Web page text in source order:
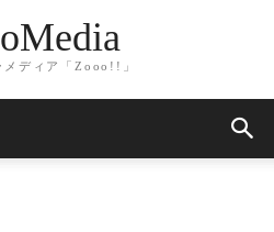
メディア「Zooo!!」